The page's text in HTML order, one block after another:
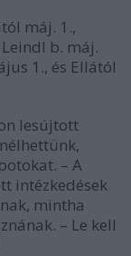
máj. 1.,
b. máj.
1., és Ellától
lesújtott
– A
intézkedések
mintha
– Le kell